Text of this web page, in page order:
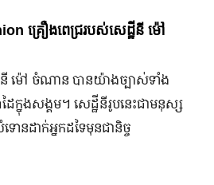
គ្រឿងពេជ្ររបស់សេដ្ឋីនី ម៉ៅ
ម៉ៅ ចំណាន បាន​យ៉ាង​ច្បាស់​ទាំង​
ៃ​ក្នុង​សង្គម។ សេដ្ឋី​នី​រូប​នេះ​ជា​មនុស្ស​
ោន​ដាក់​អ្នក​ដទៃ​មុន​ជានិច្ច